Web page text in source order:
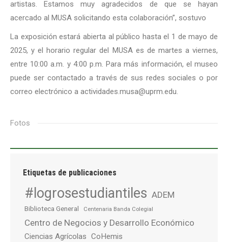
artistas. Estamos muy agradecidos de que se hayan
acercado al MUSA solicitando esta colaboración”, sostuvo
La exposición estará abierta al público hasta el 1 de mayo de
2025, y el horario regular del MUSA es de martes a viernes,
entre 10:00 a.m. y 4:00 p.m. Para más información, el museo
puede ser contactado a través de sus redes sociales o por
correo electrónico a actividades.musa@uprm.edu.
Fotos
Etiquetas de publicaciones
#logrosestudiantiles ADEM
Biblioteca General Centenaria Banda Colegial
Centro de Negocios y Desarrollo Económico
Ciencias Agrícolas CoHemis